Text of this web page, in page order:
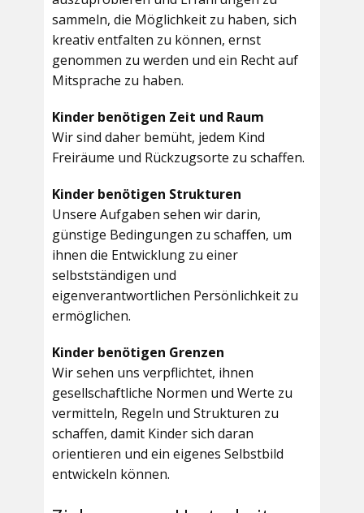
sammeln, die Möglichkeit zu haben, sich
kreativ entfalten zu können, ernst
genommen zu werden und ein Recht auf
Mitsprache zu haben.
Kinder benötigen Zeit und Raum
Wir sind daher bemüht, jedem Kind
Freiräume und Rückzugsorte zu schaffen.
Kinder benötigen Strukturen
Unsere Aufgaben sehen wir darin,
günstige Bedingungen zu schaffen, um
ihnen die Entwicklung zu einer
selbstständigen und
eigenverantwortlichen Persönlichkeit zu
ermöglichen.
Kinder benötigen Grenzen
Wir sehen uns verpflichtet, ihnen
gesellschaftliche Normen und Werte zu
vermitteln, Regeln und Strukturen zu
schaffen, damit Kinder sich daran
orientieren und ein eigenes Selbstbild
entwickeln können.